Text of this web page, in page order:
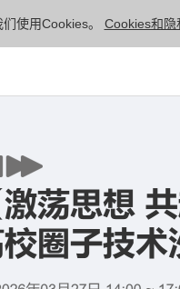
使用Cookies。 Cookies和隐